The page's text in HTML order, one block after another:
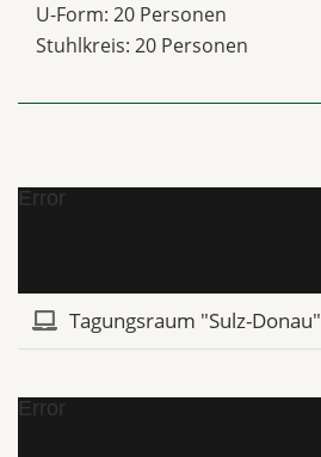
U-Form: 20 Personen
Stuhlkreis: 20 Personen
Error
Tagungsraum "Sulz-Donau"
Error